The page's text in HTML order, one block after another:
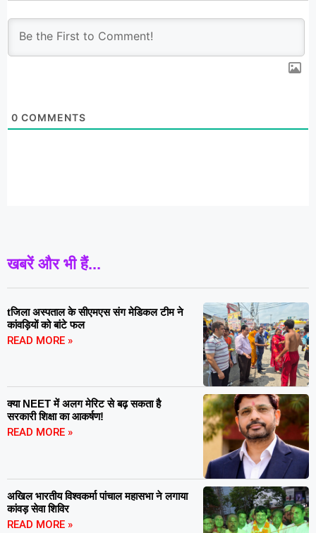
0 COMMENTS
खबरें और भी हैं...
tजिला अस्पताल के सीएमएस संग मेडिकल टीम ने
कांवड़ियों को बांटे फल
READ MORE »
क्या NEET में अलग मेरिट से बढ़ सकता है
सरकारी शिक्षा का आकर्षण!
READ MORE »
अखिल भारतीय विश्वकर्मा पांचाल महासभा ने लगाया
कांवड़ सेवा शिविर
READ MORE »